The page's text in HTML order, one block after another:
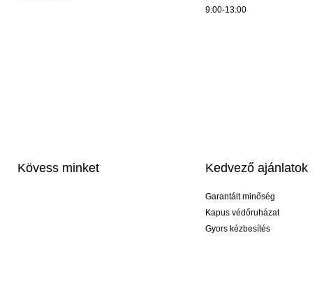
9:00-13:00
Kövess minket Kedvező ajánlatok
Garantált minőség
Kapus védőruházat
Gyors kézbesítés